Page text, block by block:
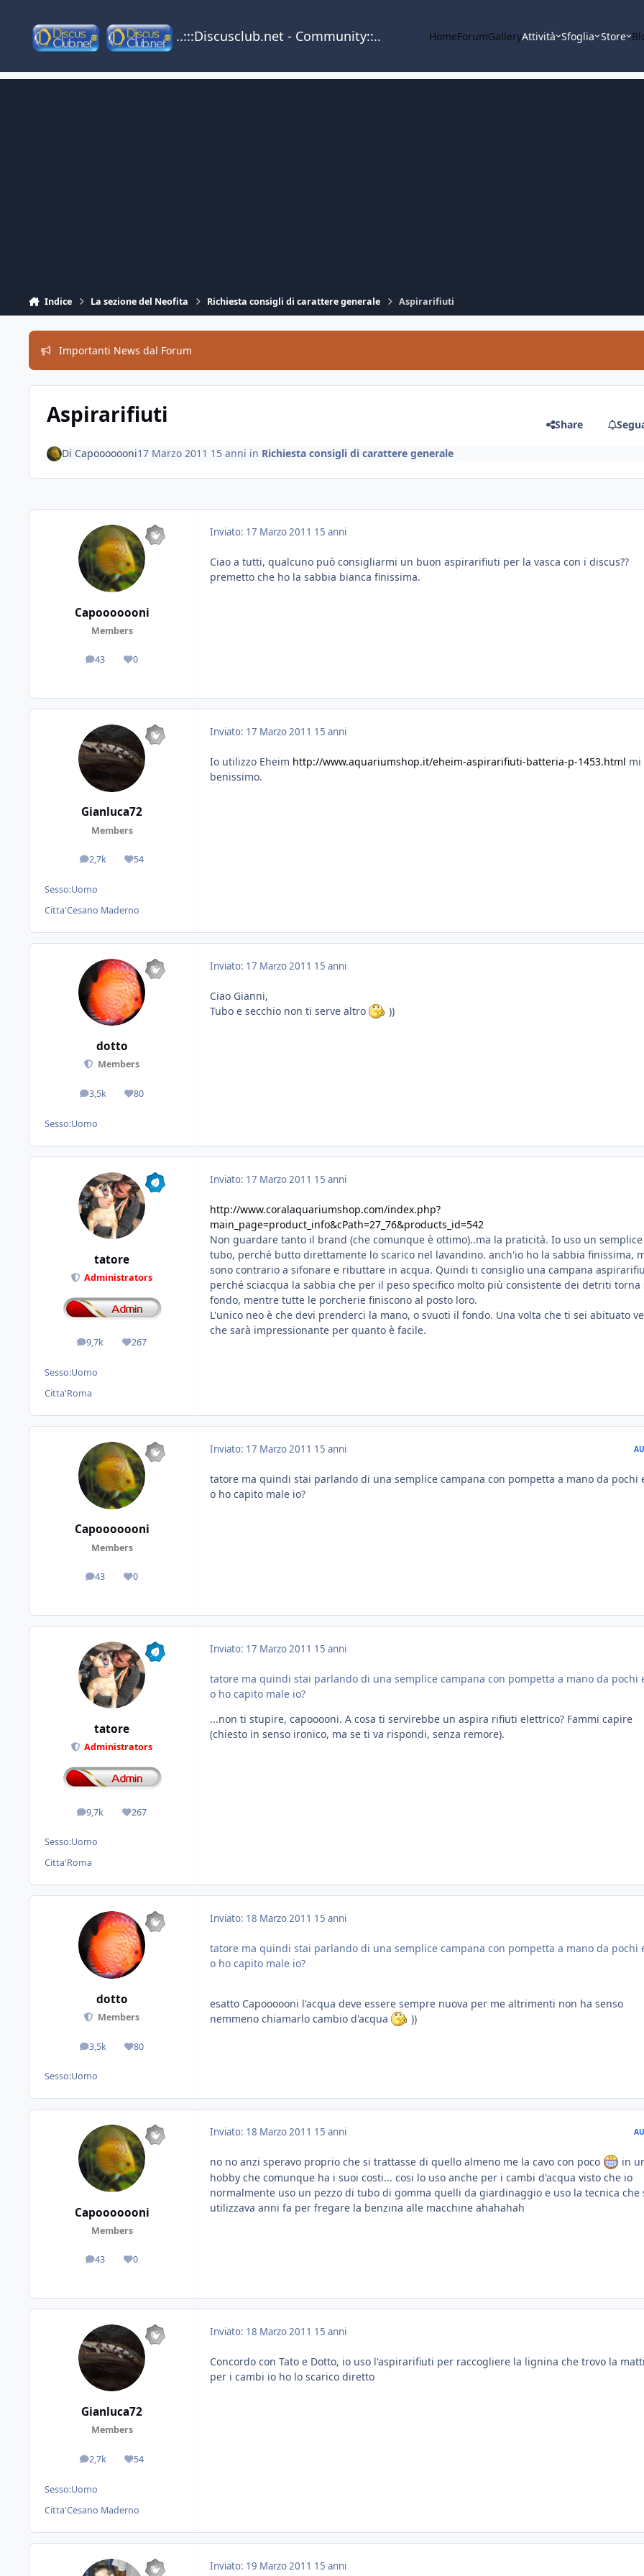
..:::Discusclub.net - Community::.. HomeForumGalleryAttività Sfoglia Store
Indice La sezione del Neofita Richiesta consigli di carattere generale Aspirarifiuti
Importanti News dal Forum
Aspirarifiuti Share
Di Capooooooni17 Marzo 2011 15 anni in Richiesta consigli di carattere generale
Capooooooni
Members
43
messaggi0
Reputazione
Inviato: 17 Marzo 2011 15 anni
Ciao a tutti, qualcuno può consigliarmi un buon aspirarifiuti per la vasca con i discus??
premetto che ho la sabbia bianca finissima.
Gianluca72
Members
2,7k
messaggi54
Reputazione
Sesso:Uomo
Citta'Cesano Maderno
Inviato: 17 Marzo 2011 15 anni
Io utilizzo Eheim http://www.aquariumshop.it/eheim-aspirarifiuti-batteria-p-1453.html mi
benissimo.
dotto
Members
3,5k
messaggi80
Reputazione
Sesso:Uomo
Inviato: 17 Marzo 2011 15 anni
Ciao Gianni,
Tubo e secchio non ti serve altro
))
tatore
Administrators
9,7k
messaggi267
Reputazione
Sesso:Uomo
Citta'Roma
Inviato: 17 Marzo 2011 15 anni
http://www.coralaquariumshop.com/index.php?
main_page=product_info&cPath=27_76&products_id=542
Non guardare tanto il brand (che comunque è ottimo)..ma la praticità. Io uso un semplice
tubo, perché butto direttamente lo scarico nel lavandino. anch'io ho la sabbia finissima,
sono contrario a sifonare e ributtare in acqua. Quindi ti consiglio una campana
perché sciacqua la sabbia che per il peso specifico molto più consistente dei detriti torna
fondo, mentre tutte le porcherie finiscono al posto loro.
L'unico neo è che devi prenderci la mano, o svuoti il fondo. Una volta che ti sei abituato
che sarà impressionante per quanto è facile.
Capooooooni
Members
43
messaggi0
Reputazione
Inviato: 17 Marzo 2011 15 anni
tatore ma quindi stai parlando di una semplice campana con pompetta a mano da pochi
o ho capito male io?
tatore
Administrators
9,7k
messaggi267
Reputazione
Sesso:Uomo
Citta'Roma
Inviato: 17 Marzo 2011 15 anni
tatore ma quindi stai parlando di una semplice campana con pompetta a mano da pochi
o ho capito male io?
...non ti stupire, capooooni. A cosa ti servirebbe un aspira rifiuti elettrico? Fammi capire
(chiesto in senso ironico, ma se ti va rispondi, senza remore).
dotto
Members
3,5k
messaggi80
Reputazione
Sesso:Uomo
Inviato: 18 Marzo 2011 15 anni
tatore ma quindi stai parlando di una semplice campana con pompetta a mano da pochi
o ho capito male io?
esatto Capoooooni l'acqua deve essere sempre nuova per me altrimenti non ha senso
nemmeno chiamarlo cambio d'acqua
))
Capooooooni
Members
43
messaggi0
Reputazione
Inviato: 18 Marzo 2011 15 anni
no no anzi speravo proprio che si trattasse di quello almeno me la cavo con poco
in
hobby che comunque ha i suoi costi... cosi lo uso anche per i cambi d'acqua visto che io
normalmente uso un pezzo di tubo di gomma quelli da giardinaggio e uso la tecnica che
utilizzava anni fa per fregare la benzina alle macchine ahahahah
Gianluca72
Members
2,7k
messaggi54
Reputazione
Sesso:Uomo
Citta'Cesano Maderno
Inviato: 18 Marzo 2011 15 anni
Concordo con Tato e Dotto, io uso l'aspirarifiuti per raccogliere la lignina che trovo la
per i cambi io ho lo scarico diretto
Inviato: 19 Marzo 2011 15 anni